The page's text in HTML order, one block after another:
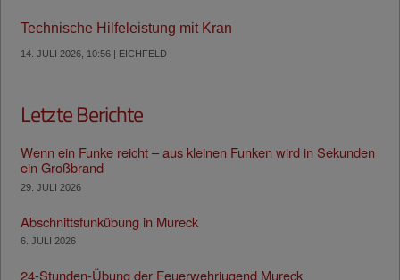
Technische Hilfeleistung mit Kran
14. JULI 2026, 10:56 | EICHFELD
Letzte Berichte
Wenn ein Funke reicht – aus kleinen Funken wird in Sekunden
ein Großbrand
29. JULI 2026
Abschnittsfunkübung in Mureck
6. JULI 2026
24-Stunden-Übung der Feuerwehrjugend Mureck